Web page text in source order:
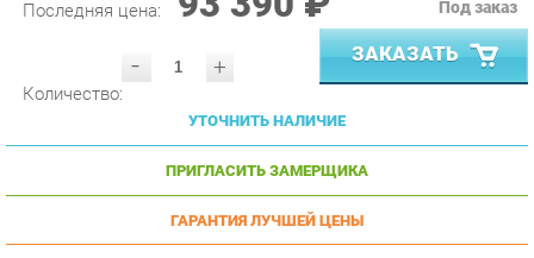
- ЗАКАЗАТЬ
УТОЧНИТЬ НАЛИЧИЕ
ПРИГЛАСИТЬ ЗАМЕРЩИКА
ГАРАНТИЯ ЛУЧШЕЙ ЦЕНЫ
Доставкапог. Екатеринбурги до ТК -бесплатна.